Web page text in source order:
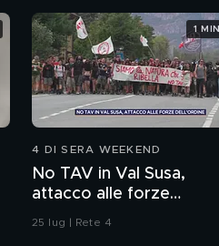
4 DI SERA WEEKEND
No TAV in Val Susa,
attacco alle forze
dell'ordine
25 lug | Rete 4
1 MIN